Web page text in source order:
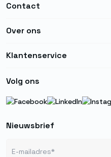
Contact
Over ons
Klantenservice
Volg ons
Nieuwsbrief